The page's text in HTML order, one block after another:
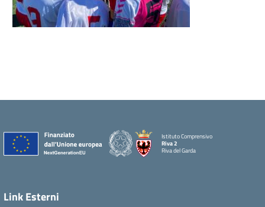
Istituto Comprensivo
Riva 2
Riva del Garda
Link Esterni